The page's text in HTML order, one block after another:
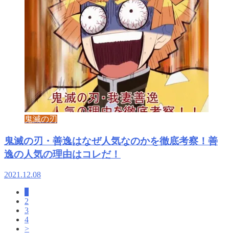
鬼滅の刃
鬼滅の刃・善逸はなぜ人気なのかを徹底考察！善
逸の人気の理由はコレだ！
2021.12.08
2
3
4
>